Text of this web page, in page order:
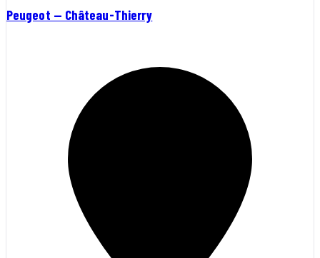
Peugeot — Château-Thierry